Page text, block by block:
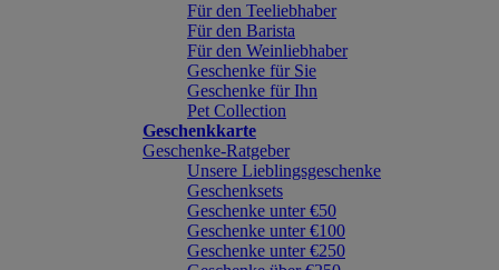
Für den Teeliebhaber
Für den Barista
Für den Weinliebhaber
Geschenke für Sie
Geschenke für Ihn
Pet Collection
Geschenkkarte
Geschenke-Ratgeber
Unsere Lieblingsgeschenke
Geschenksets
Geschenke unter €50
Geschenke unter €100
Geschenke unter €250